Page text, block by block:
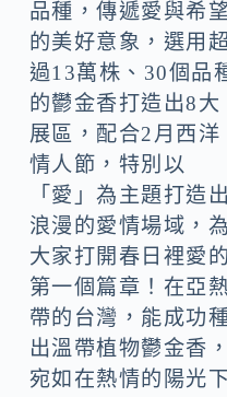
品種，傳遞愛與希望
的美好意象，選用超
過13萬株、30個品
的鬱金香打造出8大
展區，配合2月西洋
情人節，特別以
「愛」為主題打造出
浪漫的愛情場域，為
大家打開春日裡愛的
第一個篇章！在亞
帶的台灣，能成功
出溫帶植物鬱金香，
宛如在熱情的陽光下